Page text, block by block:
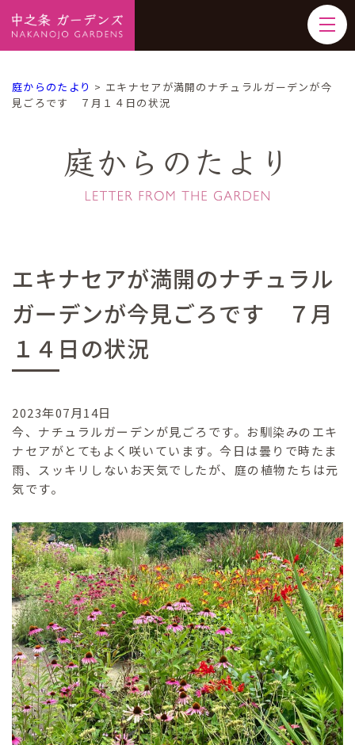
庭からのたより > エキナセアが満開のナチュラルガーデンが今
見ごろです ７月１４日の状況
庭からのたより
エキナセアが満開のナチュラル
ガーデンが今見ごろです ７月
１４日の状況
2023年07月14日
今、ナチュラルガーデンが見ごろです。お馴染みのエキ
ナセアがとてもよく咲いています。今日は曇りで時たま
雨、スッキリしないお天気でしたが、庭の植物たちは元
気です。